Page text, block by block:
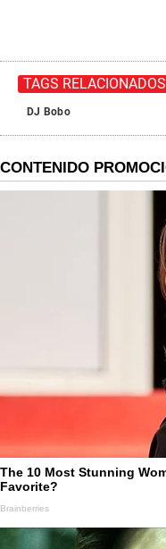
TAGS RELACIONADOS
DJ Bobo